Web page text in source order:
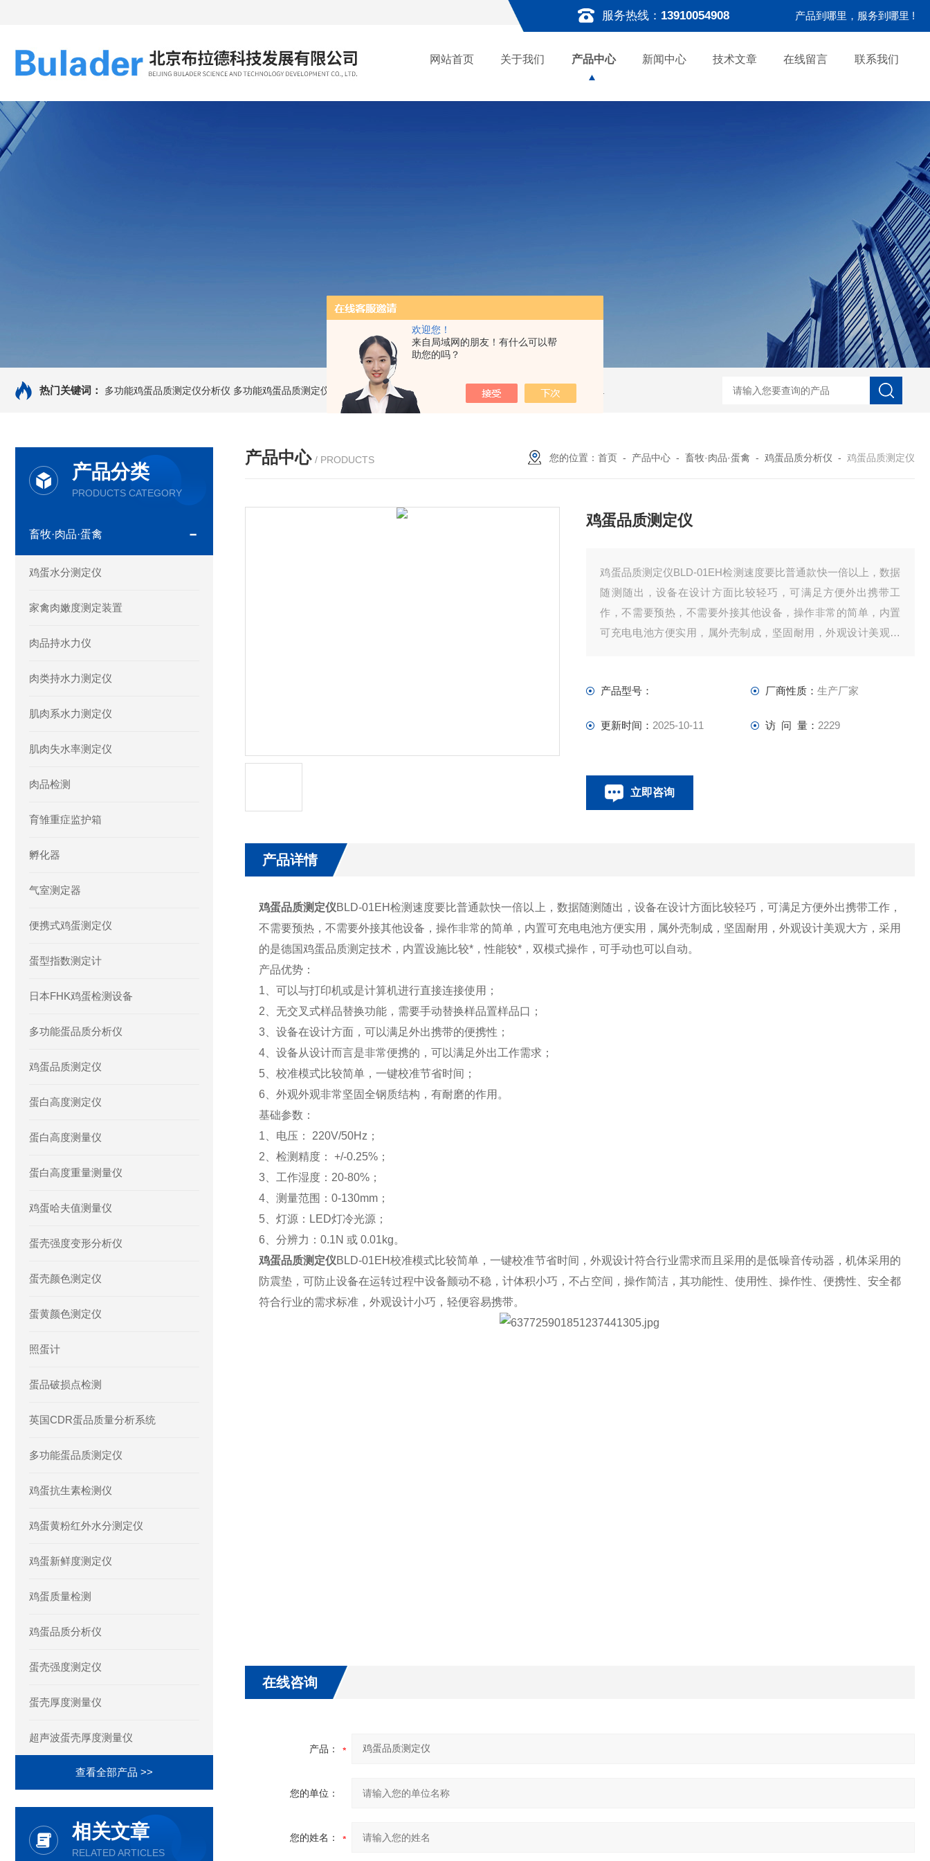
欢迎您！
来自局域网的朋友！有什么可以帮
助您的吗？
服务热线： 13910054908 产品到哪里，服务到哪里 !
网站首页 关于我们 产品中心 新闻中心 技术文章 在线留言 联系我们
热门关键词： 多功能鸡蛋品质测定仪分析仪 多功能鸡蛋品质测定仪 精子活性分析仪 动物精子分析仪3600 公驴精子分析仪 公马精子分析仪 种马精子分析仪 马精子分析仪
产品分类
PRODUCTS CATEGORY
畜牧·肉品·蛋禽
鸡蛋水分测定仪
家禽肉嫩度测定装置
肉品持水力仪
肉类持水力测定仪
肌肉系水力测定仪
肌肉失水率测定仪
肉品检测
育雏重症监护箱
孵化器
气室测定器
便携式鸡蛋测定仪
蛋型指数测定计
日本FHK鸡蛋检测设备
多功能蛋品质分析仪
鸡蛋品质测定仪
蛋白高度测定仪
蛋白高度测量仪
蛋白高度重量测量仪
鸡蛋哈夫值测量仪
蛋壳强度变形分析仪
蛋壳颜色测定仪
蛋黄颜色测定仪
照蛋计
蛋品破损点检测
英国CDR蛋品质量分析系统
多功能蛋品质测定仪
鸡蛋抗生素检测仪
鸡蛋黄粉红外水分测定仪
鸡蛋新鲜度测定仪
鸡蛋质量检测
鸡蛋品质分析仪
蛋壳强度测定仪
蛋壳厚度测量仪
超声波蛋壳厚度测量仪
查看全部产品 >>
相关文章
RELATED ARTICLES
产品中心 / PRODUCTS 您的位置： 首页 - 产品中心 - 畜牧·肉品·蛋禽 - 鸡蛋品质分析仪 - 鸡蛋品质测定仪
鸡蛋品质测定仪
鸡蛋品质测定仪BLD-01EH检测速度要比普通款快一倍以上，数据
随测随出，设备在设计方面比较轻巧，可满足方便外出携带工
作，不需要预热，不需要外接其他设备，操作非常的简单，内置
可充电电池方便实用，属外壳制成，坚固耐用，外观设计美观大
产品型号： 厂商性质： 生产厂家
更新时间： 2025-10-11 访 问 量： 2229
立即咨询
产品详情
鸡蛋品质测定仪BLD-01EH检测速度要比普通款快一倍以上，数据随测随出，设备在设计方面比较轻巧，可满足方便外出携带工作，
不需要预热，不需要外接其他设备，操作非常的简单，内置可充电电池方便实用，属外壳制成，坚固耐用，外观设计美观大方，采用
的是德国鸡蛋品质测定技术，内置设施比较*，性能较*，双模式操作，可手动也可以自动。
产品优势：
1、可以与打印机或是计算机进行直接连接使用；
2、无交叉式样品替换功能，需要手动替换样品置样品口；
3、设备在设计方面，可以满足外出携带的便携性；
4、设备从设计而言是非常便携的，可以满足外出工作需求；
5、校准模式比较简单，一键校准节省时间；
6、外观外观非常坚固全钢质结构，有耐磨的作用。
基础参数：
1、电压： 220V/50Hz；
2、检测精度： +/-0.25%；
3、工作湿度：20-80%；
4、测量范围：0-130mm；
5、灯源：LED灯冷光源；
6、分辨力：0.1N 或 0.01kg。
鸡蛋品质测定仪BLD-01EH校准模式比较简单，一键校准节省时间，外观设计符合行业需求而且采用的是低噪音传动器，机体采用的
防震垫，可防止设备在运转过程中设备颤动不稳，计体积小巧，不占空间，操作简洁，其功能性、使用性、操作性、便携性、安全都
符合行业的需求标准，外观设计小巧，轻便容易携带。
在线咨询
产品：
您的单位：
您的姓名：